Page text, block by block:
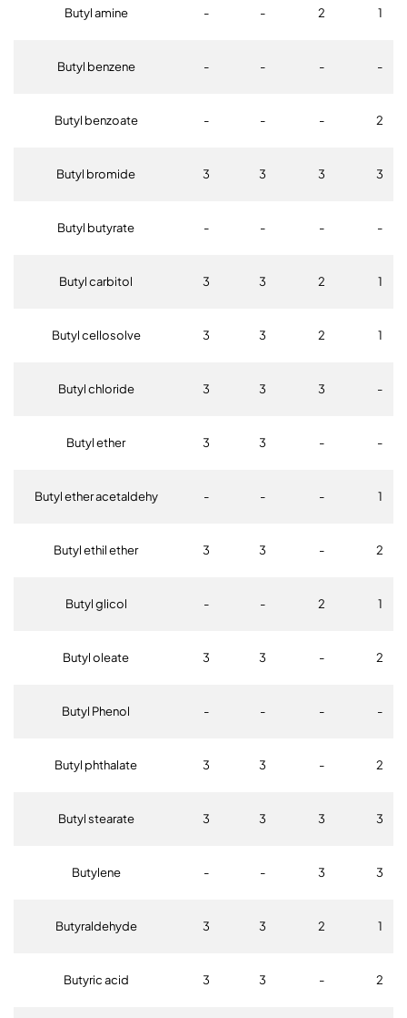
Butyl amine - - 2 1
Butyl benzene - - - -
Butyl benzoate - - - 2
Butyl bromide 3 3 3 3
Butyl butyrate - - - -
Butyl carbitol 3 3 2 1
Butyl cellosolve 3 3 2 1
Butyl chloride 3 3 3 -
Butyl ether 3 3 - -
Butyl ether acetaldehy - - - 1
Butyl ethil ether 3 3 - 2
Butyl glicol - - 2 1
Butyl oleate 3 3 - 2
Butyl Phenol - - - -
Butyl phthalate 3 3 - 2
Butyl stearate 3 3 3 3
Butylene - - 3 3
Butyraldehyde 3 3 2 1
Butyric acid 3 3 - 2